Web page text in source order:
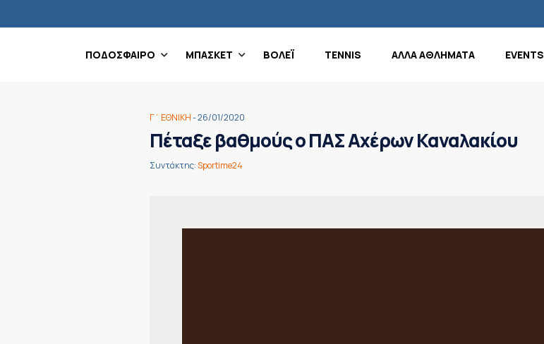
ΠΟΔΟΣΦΑΙΡΟ ΜΠΑΣΚΕΤ ΒΟΛΕΪ TENNIS ΑΛΛΑ ΑΘΛΗΜΑΤΑ EVENTS
Γ΄ ΕΘΝΙΚΗ- 26/01/2020
Πέταξε βαθμούς ο ΠΑΣ Αχέρων Καναλακίου
Συντάκτης:Sportime24